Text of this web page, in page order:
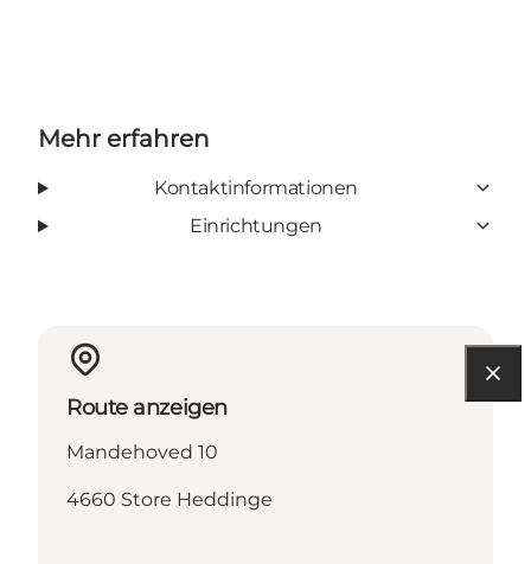
Mehr erfahren
Kontaktinformationen
Einrichtungen
Route anzeigen
Mandehoved 10
4660 Store Heddinge